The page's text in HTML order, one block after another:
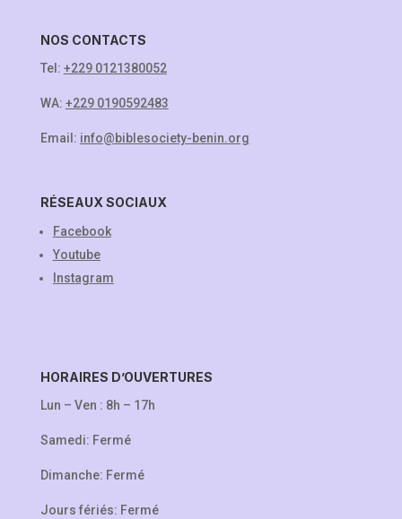
NOS CONTACTS
Tel: +229 0121380052
WA: +229 0190592483
Email: info@biblesociety-benin.org
RÉSEAUX SOCIAUX
Facebook
Youtube
Instagram
HORAIRES D’OUVERTURES
Lun – Ven : 8h – 17h
Samedi: Fermé
Dimanche: Fermé
Jours fériés: Fermé